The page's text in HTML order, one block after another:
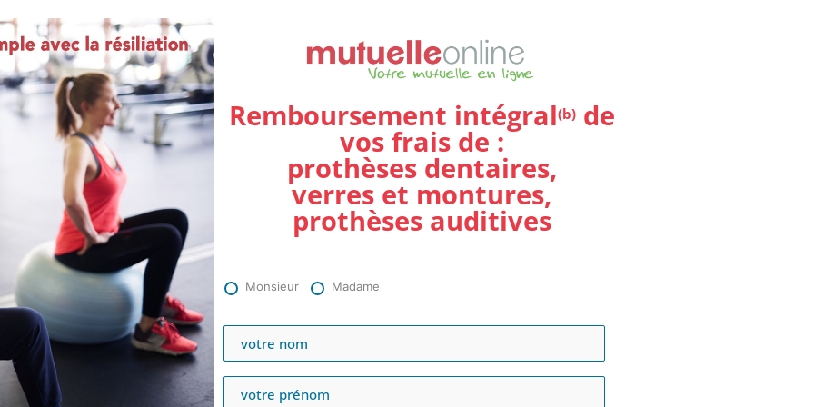
Remboursement intégral(b)de
vos frais de :
prothèses dentaires,
verres et montures,
prothèses auditives
Monsieur Madame